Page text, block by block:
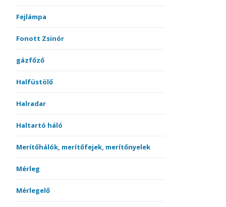
Fejlámpa
Fonott Zsinór
gázfőző
Halfüstölő
Halradar
Haltartó háló
Merítőhálók, merítőfejek, merítőnyelek
Mérleg
Mérlegelő